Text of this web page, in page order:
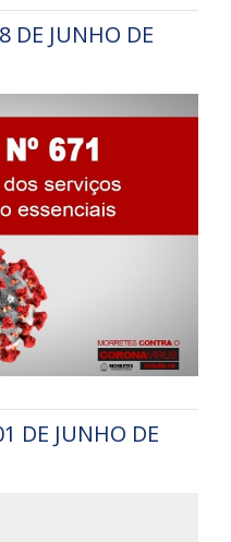
DE JUNHO DE
DE JUNHO DE